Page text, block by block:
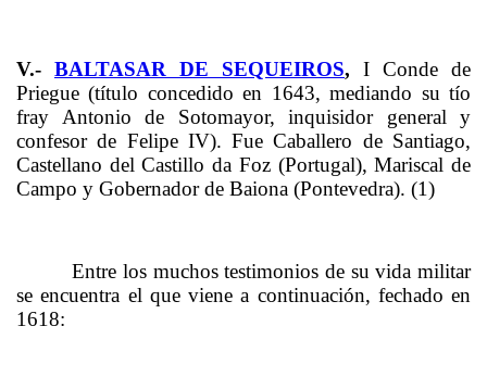
V.- BALTASAR DE SEQUEIROS, I Conde de
Priegue (título concedido en 1643, mediando su tío
fray Antonio de Sotomayor, inquisidor general y
confesor de Felipe IV). Fue Caballero de Santiago,
Castellano del Castillo da Foz (Portugal), Mariscal de
Campo y Gobernador de Baiona (Pontevedra). (1)
Entre los muchos testimonios de su vida militar
se encuentra el que viene a continuación, fechado en
1618: